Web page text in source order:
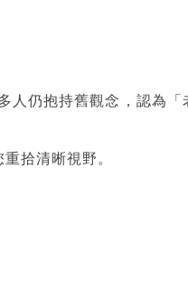
仍抱持舊觀念，認為
拾清晰視野。